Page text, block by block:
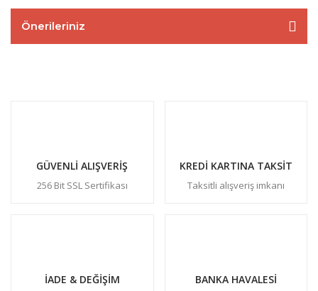
Önerileriniz
GÜVENLİ ALIŞVERİŞ
256 Bit SSL Sertifikası
KREDİ KARTINA TAKSİT
Taksitli alışveriş imkanı
İADE & DEĞİŞİM BANKA HAVALESİ